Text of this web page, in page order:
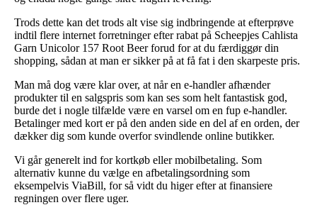
Trods dette kan det trods alt vise sig indbringende at efterprøve
indtil flere internet forretninger efter rabat på Scheepjes Cahlista
Garn Unicolor 157 Root Beer forud for at du færdiggør din
shopping, sådan at man er sikker på at få fat i den skarpeste pris.
Man må dog være klar over, at når en e-handler afhænder
produkter til en salgspris som kan ses som helt fantastisk god,
burde det i nogle tilfælde være en varsel om en fup e-handler.
Betalinger med kort er på den anden side en del af en orden, der
dækker dig som kunde overfor svindlende online butikker.
Vi går generelt ind for kortkøb eller mobilbetaling. Som
alternativ kunne du vælge en afbetalingsordning som
eksempelvis ViaBill, for så vidt du higer efter at finansiere
regningen over flere uger.